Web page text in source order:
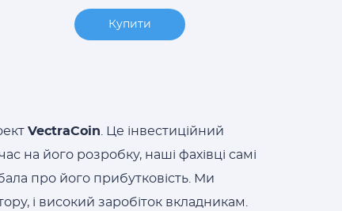
Купити
VectraCoin . Це інвестиційний
на його розробку, наші фахівці самі
про його прибутковість. Ми
і високий заробіток вкладникам.